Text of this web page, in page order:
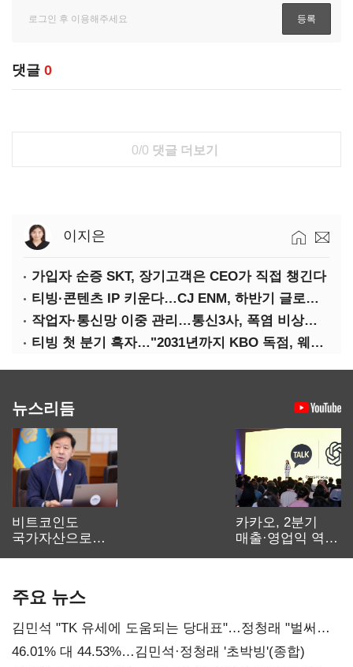
댓글 0
0/0 댓글 더보기
이지은
가입자 순증 SKT, 장기고객은 CEO가 직접 챙긴다
티빙·콘텐츠 IP 키운다…CJ ENM, 하반기 글로벌 확장 가속
작업자·통신망 이중 관리…통신3사, 폭염 비상대응 돌입
티빙 첫 분기 흑자…"2031년까지 KBO 독점, 웨이브 합병도 속도"
뉴스리듬
비트코인도
국가자산으로…'
카카오, 2분기
매출·영업익 역대
주요 뉴스
김민석 "TK 유세에 도움되는 당대표"…정청래 "벌써
대표된 양 당직 배분"
46.01% 대 44.53%…김민석·정청래 '초박빙'(종합)